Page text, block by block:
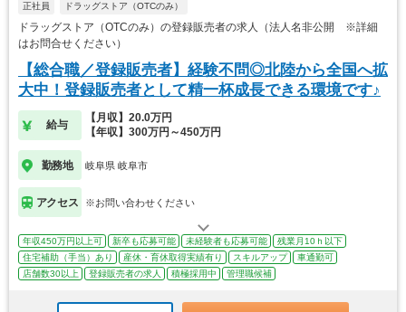
正社員 ドラッグストア（OTCのみ）
ドラッグストア（OTCのみ）の登録販売者の求人（法人名非公開 ※詳細
はお問合せください）
【総合職／登録販売者】経験不問◎北陸から全国へ拡
大中！登録販売者として精一杯成長できる環境です♪
給与
【月収】20.0万円
【年収】300万円～450万円
勤務地 岐阜県 岐阜市
アクセス ※お問い合わせください
年収450万円以上可 新卒も応募可能 未経験者も応募可能
残業月10ｈ以下
住宅補助（手当）あり
産休・育休取得実績有り スキルアップ
車通勤可
店舗数30以上
登録販売者の求人 積極採用中 管理職候補